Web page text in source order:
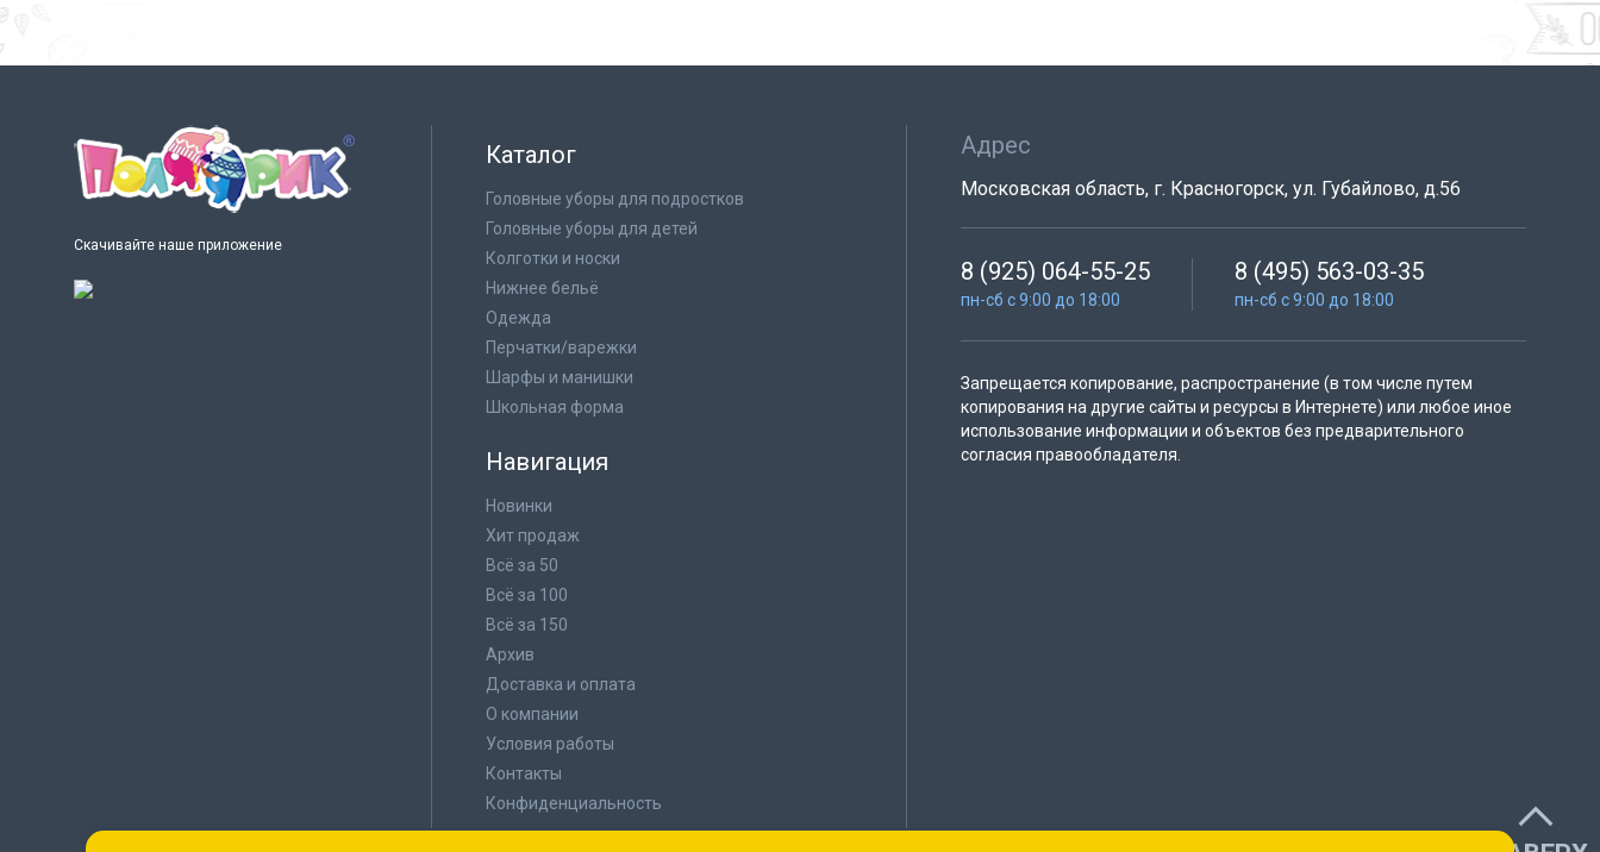
Скачивайте наше приложение
Каталог
Головные уборы для подростков
Головные уборы для детей
Колготки и носки
Нижнее бельё
Одежда
Перчатки/варежки
Шарфы и манишки
Школьная форма
Навигация
Новинки
Хит продаж
Всё за 50
Всё за 100
Всё за 150
Архив
Доставка и оплата
О компании
Условия работы
Контакты
Конфиденциальность
Адрес
Московская область, г. Красногорск, ул. Губайлово, д.56
8 (925) 064-55-25
пн-сб с 9:00 до 18:00
8 (495) 563-03-35
пн-сб с 9:00 до 18:00
Запрещается копирование, распространение (в том числе путем
копирования на другие сайты и ресурсы в Интернете) или любое иное
использование информации и объектов без предварительного
согласия правообладателя.